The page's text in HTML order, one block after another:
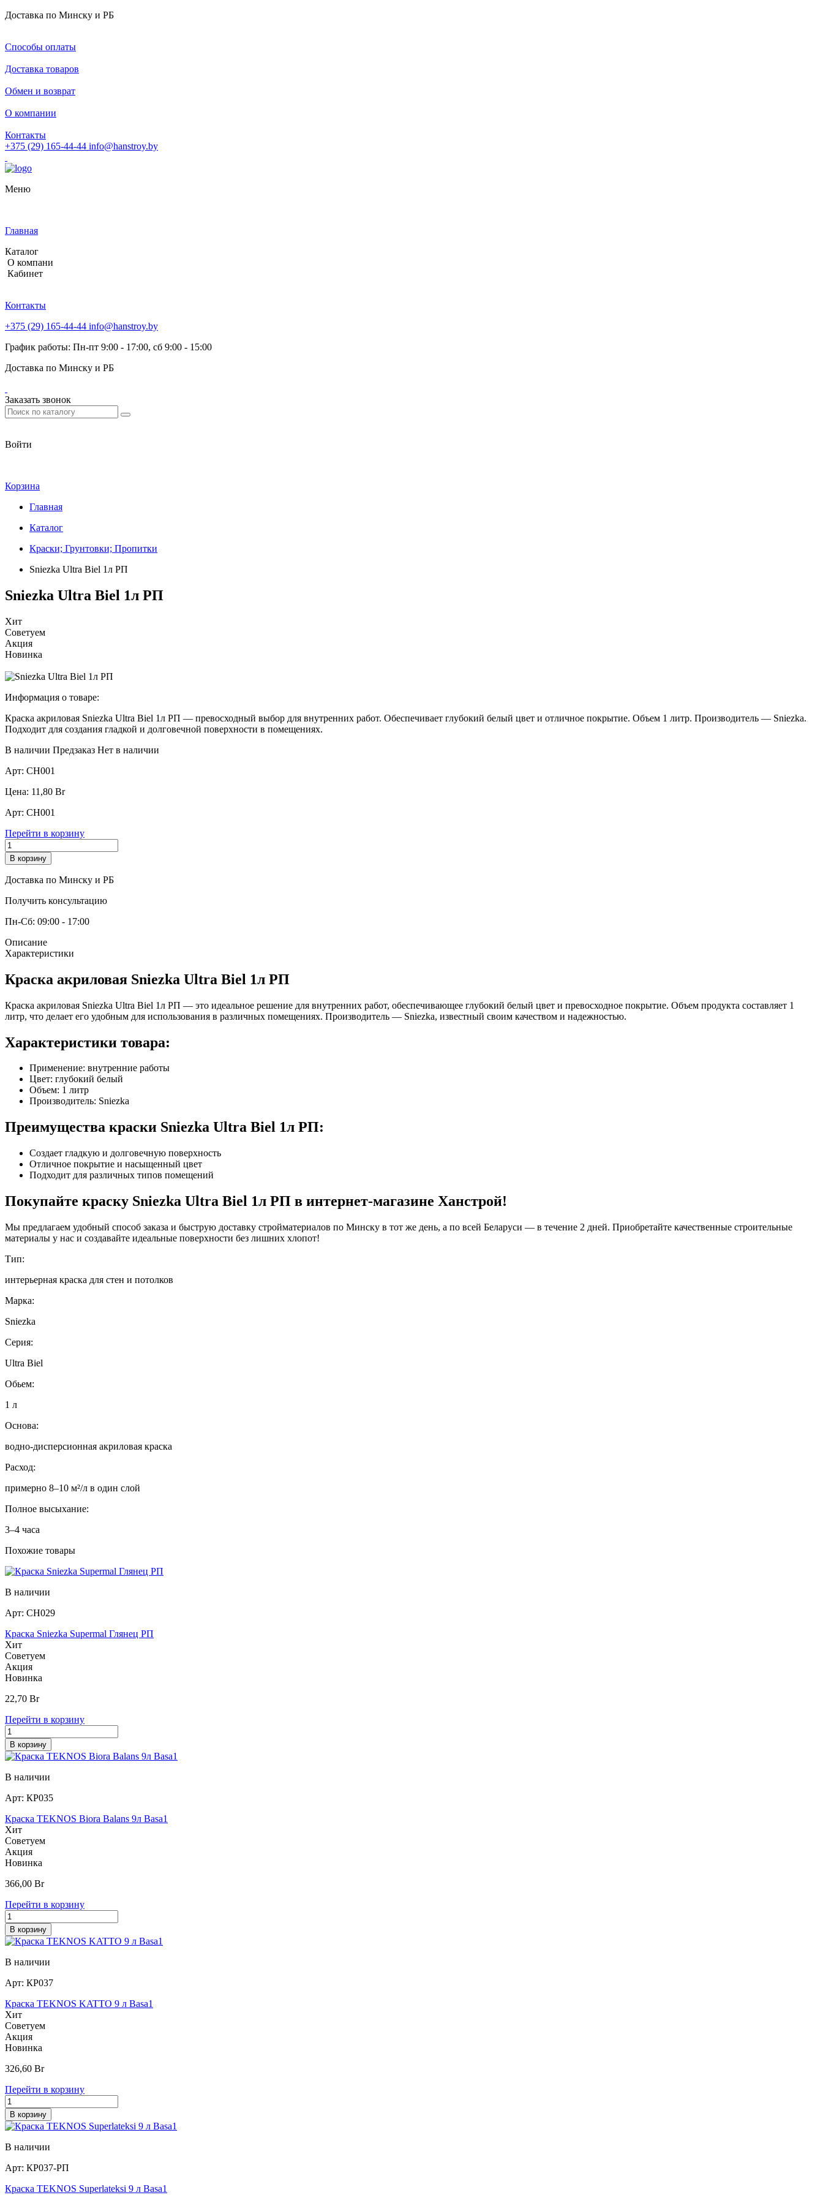
Доставка по Минску и РБ
Способы оплаты
Доставка товаров
Обмен и возврат
О компании
Контакты
+375 (29) 165-44-44 info@hanstroy.by
Меню
Главная
Каталог
О компани
Кабинет
Контакты
+375 (29) 165-44-44 info@hanstroy.by
График работы: Пн-пт 9:00 - 17:00, сб 9:00 - 15:00
Доставка по Минску и РБ
Заказать звонок
Войти
Корзина
Главная
Каталог
Краски; Грунтовки; Пропитки
Sniezka Ultra Biel 1л РП
Sniezka Ultra Biel 1л РП
Хит
Советуем
Акция
Новинка
Информация о товаре:
Краска акриловая Sniezka Ultra Biel 1л РП — превосходный выбор для внутренних работ. Обеспечивает глубокий белый цвет и отличное покрытие. Объем 1 литр. Производитель — Sniezka.
Подходит для создания гладкой и долговечной поверхности в помещениях.
В наличии Предзаказ Нет в наличии
Арт: СН001
Цена: 11,80 Br
Арт: СН001
Перейти в корзину
В корзину
Доставка по Минску и РБ
Получить консультацию
Пн-Сб: 09:00 - 17:00
Описание
Характеристики
Краска акриловая Sniezka Ultra Biel 1л РП
Краска акриловая Sniezka Ultra Biel 1л РП — это идеальное решение для внутренних работ, обеспечивающее глубокий белый цвет и превосходное покрытие. Объем продукта составляет 1
литр, что делает его удобным для использования в различных помещениях. Производитель — Sniezka, известный своим качеством и надежностью.
Характеристики товара:
Применение: внутренние работы
Цвет: глубокий белый
Объем: 1 литр
Производитель: Sniezka
Преимущества краски Sniezka Ultra Biel 1л РП:
Создает гладкую и долговечную поверхность
Отличное покрытие и насыщенный цвет
Подходит для различных типов помещений
Покупайте краску Sniezka Ultra Biel 1л РП в интернет-магазине Ханстрой!
Мы предлагаем удобный способ заказа и быструю доставку стройматериалов по Минску в тот же день, а по всей Беларуси — в течение 2 дней. Приобретайте качественные строительные
материалы у нас и создавайте идеальные поверхности без лишних хлопот!
Тип:
интерьерная краска для стен и потолков
Марка:
Sniezka
Серия:
Ultra Biel
Обьем:
1 л
Основа:
водно‑дисперсионная акриловая краска
Расход:
примерно 8–10 м²/л в один слой
Полное высыхание:
3–4 часа
Похожие товары
В наличии
Арт: СН029
Краска Sniezka Supermal Глянец РП
Хит
Советуем
Акция
Новинка
22,70 Br
Перейти в корзину
В корзину
В наличии
Арт: КР035
Краска TEKNOS Biora Balans 9л Basa1
Хит
Советуем
Акция
Новинка
366,00 Br
Перейти в корзину
В корзину
В наличии
Арт: КР037
Краска TEKNOS KATTO 9 л Basa1
Хит
Советуем
Акция
Новинка
326,60 Br
Перейти в корзину
В корзину
В наличии
Арт: КР037-РП
Краска TEKNOS Superlateksi 9 л Basa1